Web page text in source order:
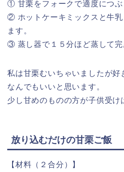
① 甘栗をフォークで適度につぶ
② ホットケーキミックスと牛
ます。
③ 蒸し器で１５分ほど蒸して完
私は甘栗むいちゃいましたが好
なんでもいいと思います。
少し甘めのものの方が子供受け
放り込むだけの甘栗ご飯
【材料（２合分）】